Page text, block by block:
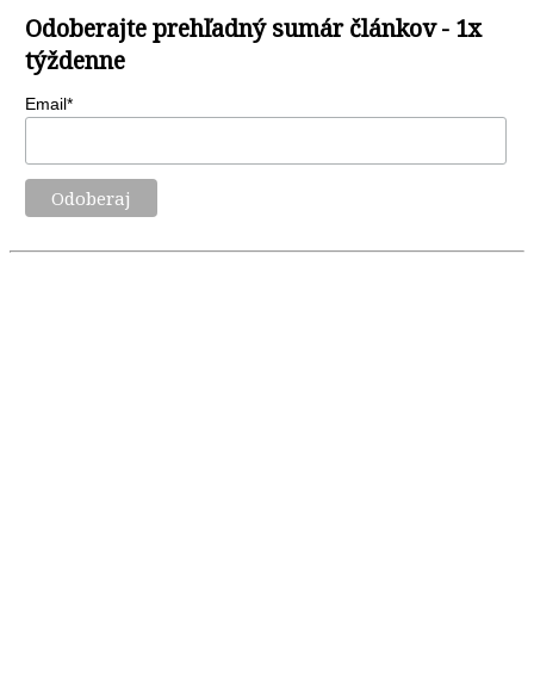
Odoberajte prehľadný sumár článkov - 1x
týždenne
Email*